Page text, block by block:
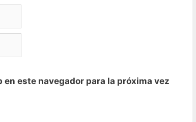
este navegador para la próxima vez